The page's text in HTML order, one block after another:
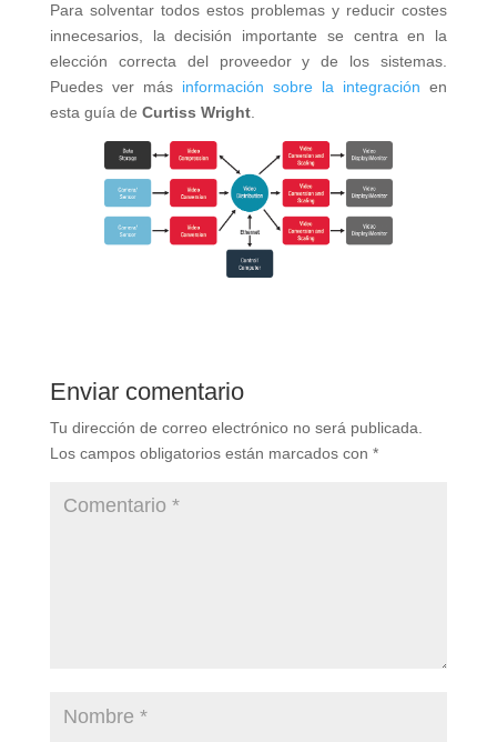
Para solventar todos estos problemas y reducir costes
innecesarios, la decisión importante se centra en la
elección correcta del proveedor y de los sistemas.
Puedes ver más información sobre la integración en
esta guía de Curtiss Wright.
Enviar comentario
Tu dirección de correo electrónico no será publicada.
Los campos obligatorios están marcados con *